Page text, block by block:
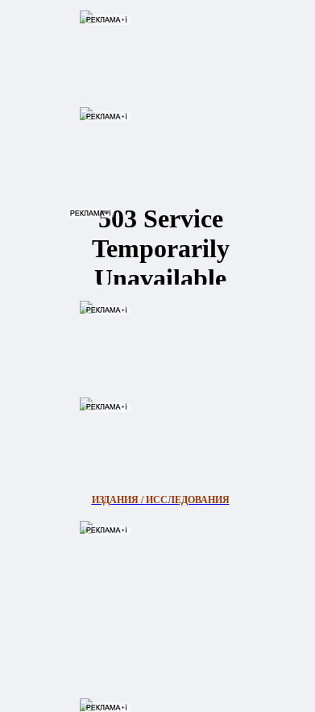
ИЗДАНИЯ / ИССЛЕДОВАНИЯ